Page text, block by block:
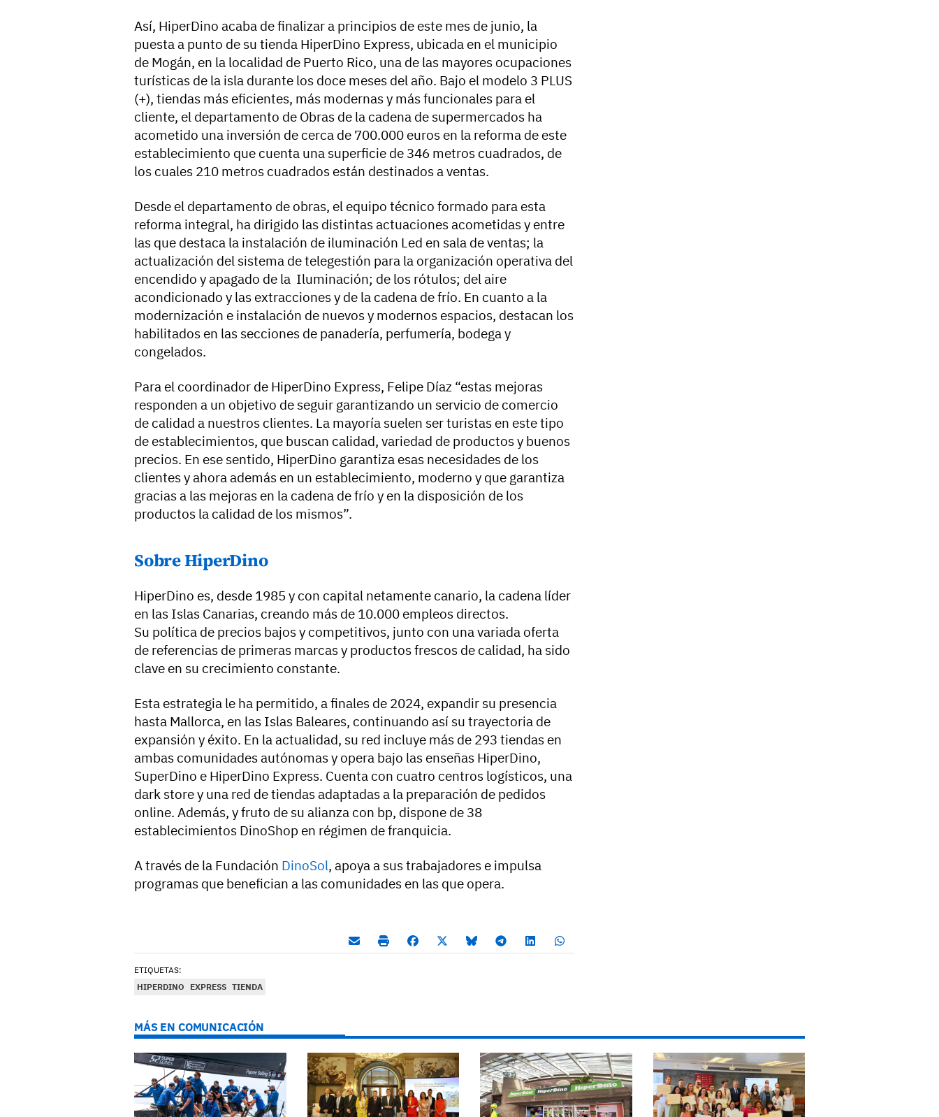
Así, HiperDino acaba de finalizar a principios de este mes de junio, la
puesta a punto de su tienda HiperDino Express, ubicada en el municipio
de Mogán, en la localidad de Puerto Rico, una de las mayores ocupaciones
turísticas de la isla durante los doce meses del año. Bajo el modelo 3 PLUS
(+), tiendas más eficientes, más modernas y más funcionales para el
cliente, el departamento de Obras de la cadena de supermercados ha
acometido una inversión de cerca de 700.000 euros en la reforma de este
establecimiento que cuenta una superficie de 346 metros cuadrados, de
los cuales 210 metros cuadrados están destinados a ventas.
Desde el departamento de obras, el equipo técnico formado para esta
reforma integral, ha dirigido las distintas actuaciones acometidas y entre
las que destaca la instalación de iluminación Led en sala de ventas; la
actualización del sistema de telegestión para la organización operativa del
encendido y apagado de la Iluminación; de los rótulos; del aire
acondicionado y las extracciones y de la cadena de frío. En cuanto a la
modernización e instalación de nuevos y modernos espacios, destacan los
habilitados en las secciones de panadería, perfumería, bodega y
congelados.
Para el coordinador de HiperDino Express, Felipe Díaz “estas mejoras
responden a un objetivo de seguir garantizando un servicio de comercio
de calidad a nuestros clientes. La mayoría suelen ser turistas en este tipo
de establecimientos, que buscan calidad, variedad de productos y buenos
precios. En ese sentido, HiperDino garantiza esas necesidades de los
clientes y ahora además en un establecimiento, moderno y que garantiza
gracias a las mejoras en la cadena de frío y en la disposición de los
productos la calidad de los mismos”.
Sobre HiperDino
HiperDino es, desde 1985 y con capital netamente canario, la cadena líder
en las Islas Canarias, creando más de 10.000 empleos directos.
Su política de precios bajos y competitivos, junto con una variada oferta
de referencias de primeras marcas y productos frescos de calidad, ha sido
clave en su crecimiento constante.
Esta estrategia le ha permitido, a finales de 2024, expandir su presencia
hasta Mallorca, en las Islas Baleares, continuando así su trayectoria de
expansión y éxito. En la actualidad, su red incluye más de 293 tiendas en
ambas comunidades autónomas y opera bajo las enseñas HiperDino,
SuperDino e HiperDino Express. Cuenta con cuatro centros logísticos, una
dark store y una red de tiendas adaptadas a la preparación de pedidos
online. Además, y fruto de su alianza con bp, dispone de 38
establecimientos DinoShop en régimen de franquicia.
A través de la Fundación DinoSol, apoya a sus trabajadores e impulsa
programas que benefician a las comunidades en las que opera.
ETIQUETAS:
HIPERDINO
EXPRESS TIENDA
MÁS EN COMUNICACIÓN